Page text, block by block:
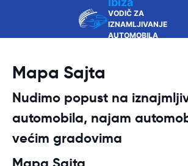
VODIČ ZA
IZNAMLJIVANJE
AUTOMOBILA
Mapa Sajta
Nudimo popust na
automobila, najam
većim gradovima